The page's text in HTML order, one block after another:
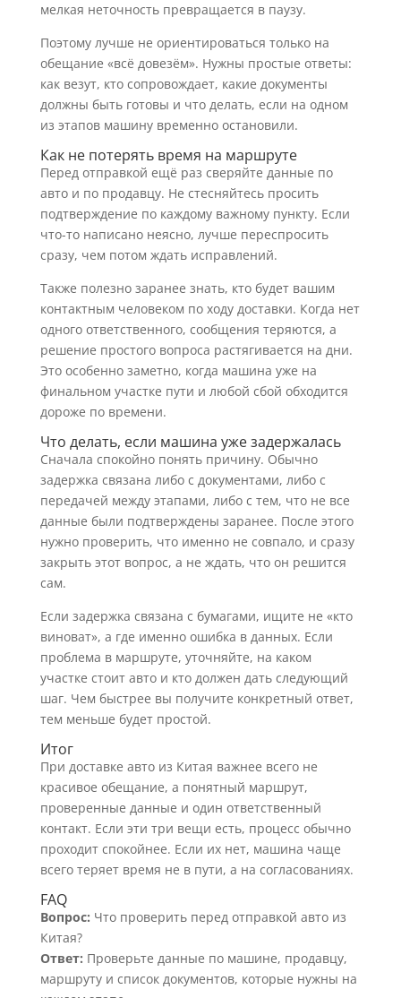
мелкая неточность превращается в паузу.
Поэтому лучше не ориентироваться только на
обещание «всё довезём». Нужны простые ответы:
как везут, кто сопровождает, какие документы
должны быть готовы и что делать, если на одном
из этапов машину временно остановили.
Как не потерять время на маршруте
Перед отправкой ещё раз сверяйте данные по
авто и по продавцу. Не стесняйтесь просить
подтверждение по каждому важному пункту. Если
что-то написано неясно, лучше переспросить
сразу, чем потом ждать исправлений.
Также полезно заранее знать, кто будет вашим
контактным человеком по ходу доставки. Когда нет
одного ответственного, сообщения теряются, а
решение простого вопроса растягивается на дни.
Это особенно заметно, когда машина уже на
финальном участке пути и любой сбой обходится
дороже по времени.
Что делать, если машина уже задержалась
Сначала спокойно понять причину. Обычно
задержка связана либо с документами, либо с
передачей между этапами, либо с тем, что не все
данные были подтверждены заранее. После этого
нужно проверить, что именно не совпало, и сразу
закрыть этот вопрос, а не ждать, что он решится
сам.
Если задержка связана с бумагами, ищите не «кто
виноват», а где именно ошибка в данных. Если
проблема в маршруте, уточняйте, на каком
участке стоит авто и кто должен дать следующий
шаг. Чем быстрее вы получите конкретный ответ,
тем меньше будет простой.
Итог
При доставке авто из Китая важнее всего не
красивое обещание, а понятный маршрут,
проверенные данные и один ответственный
контакт. Если эти три вещи есть, процесс обычно
проходит спокойнее. Если их нет, машина чаще
всего теряет время не в пути, а на согласованиях.
FAQ
Вопрос: Что проверить перед отправкой авто из
Китая?
Ответ: Проверьте данные по машине, продавцу,
маршруту и список документов, которые нужны на